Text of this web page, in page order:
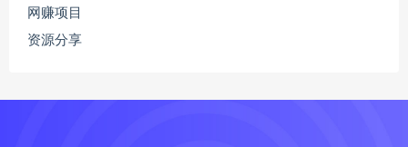
网赚项目
资源分享